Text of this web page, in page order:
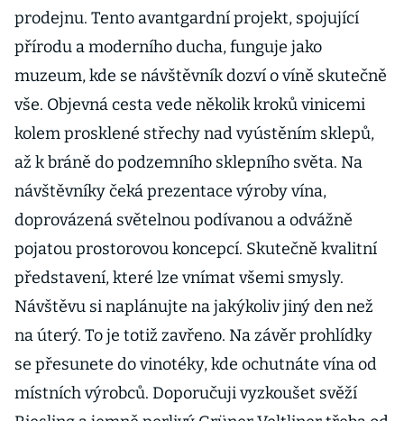
prodejnu. Tento avantgardní projekt, spojující
přírodu a moderního ducha, funguje jako
muzeum, kde se návštěvník dozví o víně skutečně
vše. Objevná cesta vede několik kroků vinicemi
kolem prosklené střechy nad vyústěním sklepů,
až k bráně do podzemního sklepního světa. Na
návštěvníky čeká prezentace výroby vína,
doprovázená světelnou podívanou a odvážně
pojatou prostorovou koncepcí. Skutečně kvalitní
představení, které lze vnímat všemi smysly.
Návštěvu si naplánujte na jakýkoliv jiný den než
na úterý. To je totiž zavřeno. Na závěr prohlídky
se přesunete do vinotéky, kde ochutnáte vína od
místních výrobců. Doporučuji vyzkoušet svěží